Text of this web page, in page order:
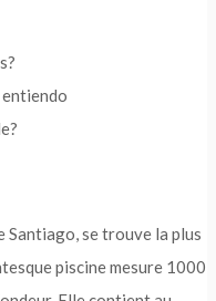
entiendo
Santiago, se trouve la plus
piscine mesure 1000